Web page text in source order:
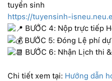
tuyển sinh
https://tuyensinh-
BƯỚC 4: Nộp trực tiếp
BƯỚC 5: Đóng Lệ phí
BƯỚC 6: Nhận Lịch thi
Chi tiết xem tại: Hướng dẫn